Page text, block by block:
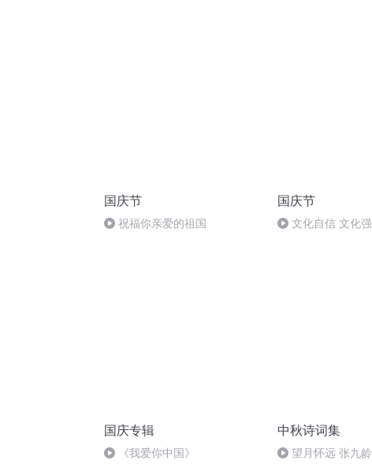
国庆节
祝福你亲爱的祖国
国庆节
文化自信 文化
国庆专辑
《我爱你中国》
中秋诗词集
望月怀远 张九